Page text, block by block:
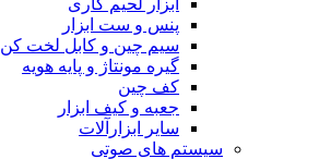
ابزار لحیم کاری
پنس و ست ابزار
سیم چین و کابل لخت کن
گیره مونتاژ و پایه هویه
کف چین
جعبه و کیف ابزار
سایر ابزارآلات
سیستم های صوتی